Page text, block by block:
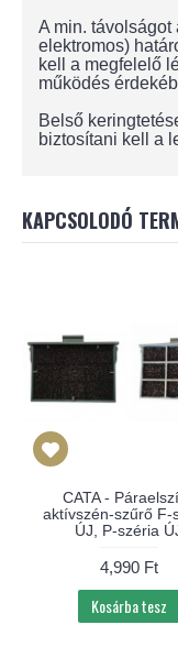
A min. távolságot
elektromos)
kell a megfelelő
működés
Belső
biztosítani kell a
KAPCSOLODÓ
CATA -
aktívszén-szűrő F-
ÚJ, P-széria
4,990 Ft
Kosárba tesz